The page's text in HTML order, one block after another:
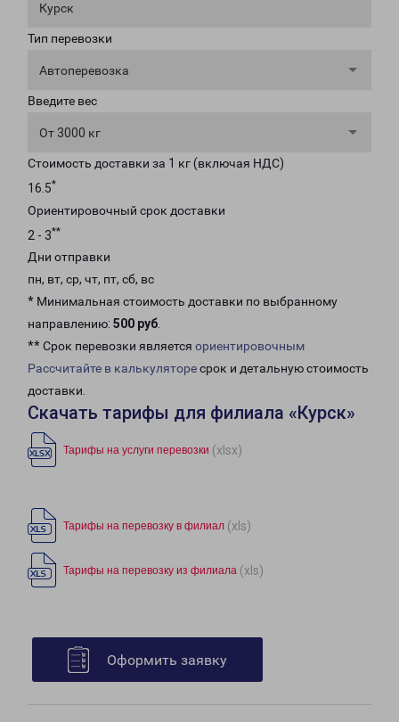
Курск
Тип перевозки
Автоперевозка
Введите вес
От 3000 кг
Стоимость доставки за 1 кг (включая НДС)
16.5*
Ориентировочный срок доставки
2 - 3**
Дни отправки
пн, вт, ср, чт, пт, сб, вс
* Минимальная стоимость доставки по выбранному
направлению: 500 руб.
** Срок перевозки является ориентировочным
Рассчитайте в калькуляторесрок и детальную стоимость
доставки.
Скачать тарифы для филиала «Курск»
Тарифы на услуги перевозки (xlsx)
Тарифы на перевозку в филиал (xls)
Тарифы на перевозку из филиала (xls)
Оформить заявку